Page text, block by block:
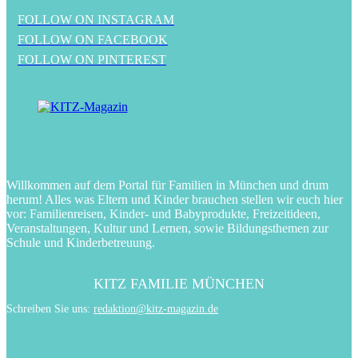
FOLLOW ON INSTAGRAM
FOLLOW ON FACEBOOK
FOLLOW ON PINTEREST
Willkommen auf dem Portal für Familien in München und drum
herum! Alles was Eltern und Kinder brauchen stellen wir euch hier
vor: Familienreisen, Kinder- und Babyprodukte, Freizeitideen,
Veranstaltungen, Kultur und Lernen, sowie Bildungsthemen zur
Schule und Kinderbetreuung.
KITZ FAMILIE MÜNCHEN
Schreiben Sie uns: redaktion@kitz-magazin.de